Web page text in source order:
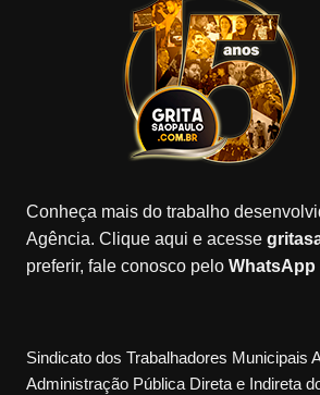
Conheça mais do trabalho
Agência. Clique aqui e acesse
preferir, fale conosco peloWhatsApp
Sindicato dos Trabalhadores Municipais
Administração Pública Direta e Indireta